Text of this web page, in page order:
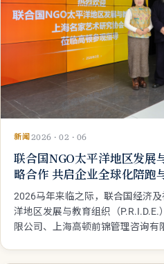
新闻 2026 · 02 · 06
联合国NGO太平洋地区发展
略合作 共启企业全球化陪跑
2026马年来临之际，联合国经济
洋地区发展与教育组织（
限公司、上海高顿前锦管理咨询有